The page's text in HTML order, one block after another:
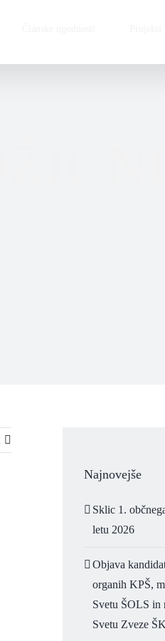
Najnovejše
Sklic 1.
letu 2026
Objava
organih KPŠ,
Svetu ŠOLS in
Svetu Zveze